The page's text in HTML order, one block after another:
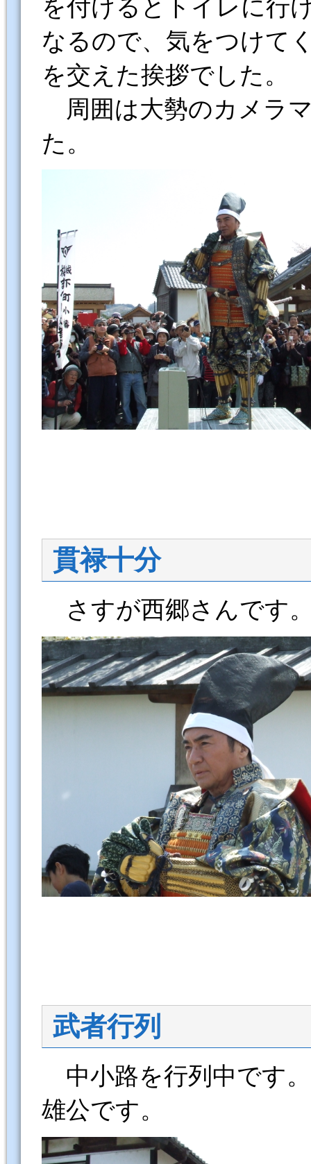
を付けるとトイレに行
なるので、気をつけて
を交えた挨拶でした。
周囲は大勢のカメラ
た。
貫禄十分
さすが西郷さんです
武者行列
中小路を行列中です
雄公です。